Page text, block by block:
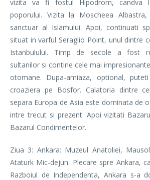
vizita va fi fostul Hipodrom, candva
poporului. Vizita la Moscheea
sanctuar al Islamului. Apoi, continuati
situat in varful Seraglio Point, unul dintre
Istanbulului. Timp de secole a fost
sultanilor si contine cele mai
otomane. Dupa-amiaza, optional,
croaziera pe Bosfor. Calatoria dintre
separa Europa de Asia este dominata de
intre trecut si prezent. Apoi vizitati
Bazarul Condimentelor.
Ziua 3: Ankara: Muzeul Anatoliei,
Ataturk Mic-dejun. Plecare spre Ankara,
Razboiul de Independenta, Ankara s-a